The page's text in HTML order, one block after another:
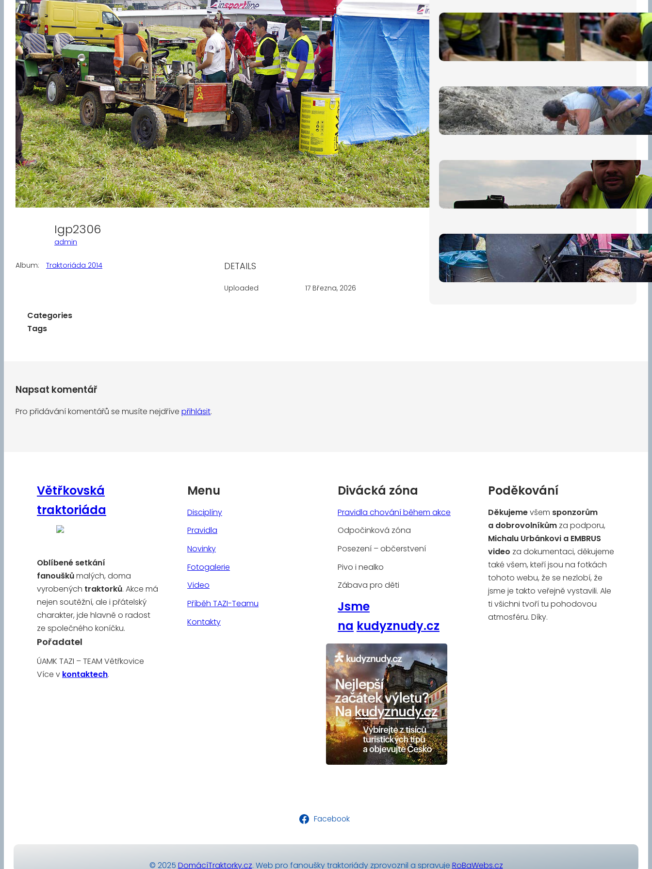
Igp2306
admin
Album: Traktoriáda 2014 DETAILS
Uploaded 17 Března, 2026
Categories
Tags
Nová pravidla pro účastníky
13 července, 2026
„Prase za prase“: Kdo doběhne
první, vyhraje!
30 června, 2026
Bezpečnost na prvním místě
15 května, 2026
Pro diváky
30 dubna, 2026
Napsat komentář
Pro přidávání komentářů se musíte nejdříve přihlásit.
Větřkovská
traktoriáda
Oblíbené setkání
fanouškůmalých, doma
vyrobených traktorků. Akce má
nejen soutěžní, ale i přátelský
charakter, jde hlavně o radost
ze společného koníčku.
Pořadatel
ÚAMK TAZI – TEAM Větřkovice
Více v kontaktech.
Menu
Disciplíny
Pravidla
Novinky
Fotogalerie
Video
Příběh TAZI-Teamu
Kontakty
Divácká zóna
Pravidla chování během akce
Odpočinková zóna
Posezení – občerstvení
Pivo i nealko
Zábava pro děti
Jsme
na kudyznudy.cz
Poděkování
Děkujemevšem sponzorům
a dobrovolníkům za podporu,
Michalu Urbánkovi a EMBRUS
video za dokumentaci, děkujeme
také všem, kteří jsou na fotkách
tohoto webu, že se nezlobí, že
jsme je takto veřejně vystavili. Ale
ti všichni tvoří tu pohodovou
atmosféru. Díky.
Facebook
© 2025 DomácíTraktorky.cz. Web pro fanoušky traktoriády zprovoznil a spravuje RoBaWebs.cz